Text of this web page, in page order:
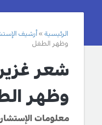
الرئيسية أرشيف
وظهر الطفل
شعر
وظهر
معلومات